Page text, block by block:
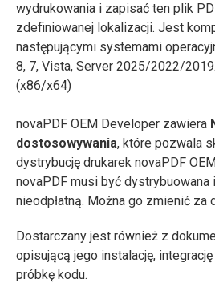
wydrukowania i zapisać ten plik
zdefiniowanej lokalizacji. Jest
następującymi systemami
8, 7, Vista, Server 2025/2022/
(x86/x64)
novaPDF OEM Developer zawiera
dostosowywania, które pozwala
dystrybucję drukarek novaPDF
novaPDF musi być dystrybuowana
nieodpłatną. Można go zmienić za
Dostarczany jest również z
opisującą jego instalację,
próbkę kodu.